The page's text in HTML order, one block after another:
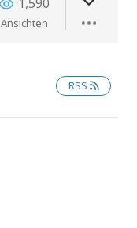
Ansichten
RSS